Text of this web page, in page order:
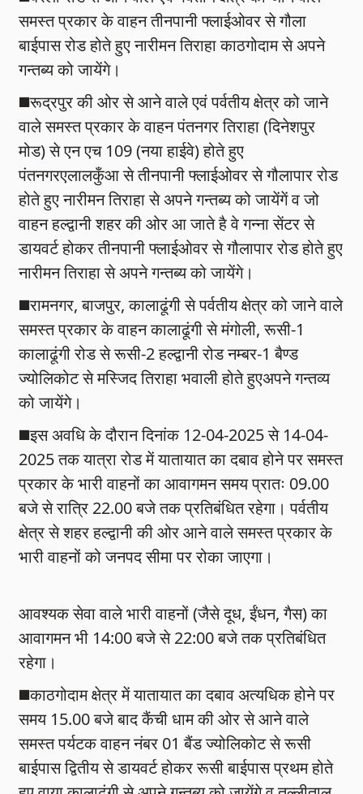
समस्त प्रकार के वाहन तीनपानी फ्लाईओवर से गौला
बाईपास रोड होते हुए नारीमन तिराहा काठगोदाम से अपने
गन्तब्य को जायेंगे।
◼️रूद्रपुर की ओर से आने वाले एवं पर्वतीय क्षेत्र को जाने
वाले समस्त प्रकार के वाहन पंतनगर तिराहा (दिनेशपुर
मोड) से एन एच 109 (नया हाईवे) होते हुए
पंतनगरएलालकुँआ से तीनपानी फ्लाईओवर से गौलापार रोड
होते हुए नारीमन तिराहा से अपने गन्तब्य को जायेंगें व जो
वाहन हल्द्वानी शहर की ओर आ जाते है वे गन्ना सेंटर से
डायवर्ट होकर तीनपानी फ्लाईओवर से गौलापार रोड होते हुए
नारीमन तिराहा से अपने गन्तब्य को जायेंगे।
◼️रामनगर, बाजपुर, कालाढूंगी से पर्वतीय क्षेत्र को जाने वाले
समस्त प्रकार के वाहन कालाढूंगी से मंगोली, रूसी-1
कालाढूंगी रोड से रूसी-2 हल्द्वानी रोड नम्बर-1 बैण्ड
ज्योलिकोट से मस्जिद तिराहा भवाली होते हुएअपने गन्तव्य
को जायेंगे।
◼️इस अवधि के दौरान दिनांक 12-04-2025 से 14-04-
2025 तक यात्रा रोड में यातायात का दबाव होने पर समस्त
प्रकार के भारी वाहनों का आवागमन समय प्रातः 09.00
बजे से रात्रि 22.00 बजे तक प्रतिबंधित रहेगा। पर्वतीय
क्षेत्र से शहर हल्द्वानी की ओर आने वाले समस्त प्रकार के
भारी वाहनों को जनपद सीमा पर रोका जाएगा।
आवश्यक सेवा वाले भारी वाहनों (जैसे दूध, ईंधन, गैस) का
आवागमन भी 14:00 बजे से 22:00 बजे तक प्रतिबंधित
रहेगा।
◼️काठगोदाम क्षेत्र में यातायात का दबाव अत्यधिक होने पर
समय 15.00 बजे बाद कैंची धाम की ओर से आने वाले
समस्त पर्यटक वाहन नंबर 01 बैंड ज्योलिकोट से रूसी
बाईपास द्वितीय से डायवर्ट होकर रूसी बाईपास प्रथम होते